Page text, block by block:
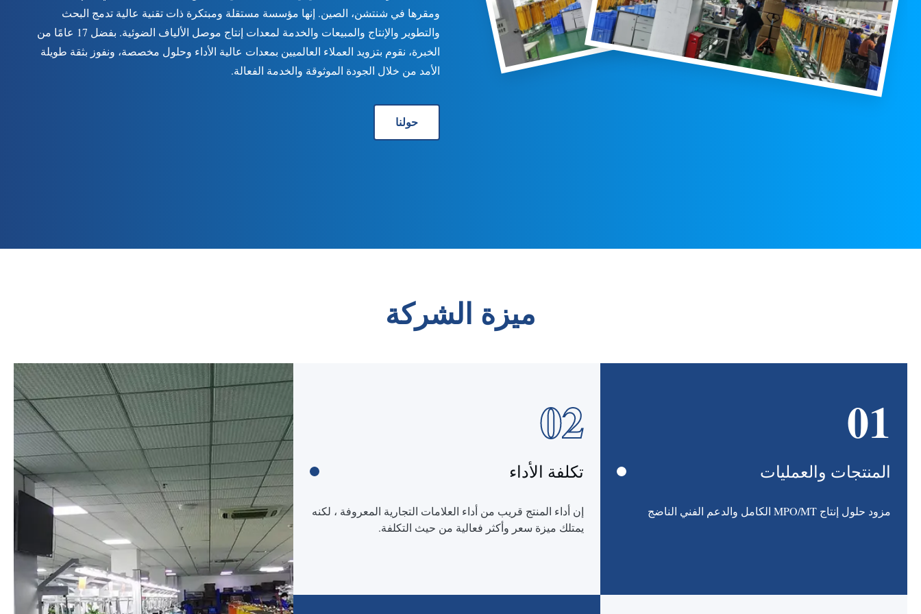
ومقرها في شنتشن، الصين. إنها مؤسسة مستقلة ومبتكرة ذات تقنية عالية تدمج البحث
والتطوير والإنتاج والمبيعات والخدمة لمعدات إنتاج موصل الألياف الضوئية. بفضل 17 عامًا من
الخبرة، نقوم بتزويد العملاء العالميين بمعدات عالية الأداء وحلول مخصصة، ونفوز بثقة طويلة
الأمد من خلال الجودة الموثوقة والخدمة الفعالة.
حولنا
ميزة الشركة
01
المنتجات والعمليات
مزود حلول إنتاج MPO/MT الكامل والدعم الفني الناضج
02
تكلفة الأداء
إن أداء المنتج قريب من أداء العلامات التجارية المعروفة ، لكنه
يمتلك ميزة سعر وأكثر فعالية من حيث التكلفة.